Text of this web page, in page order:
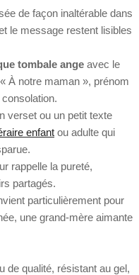
de façon inaltérable dans
le message restent lisibles
tombale ange avec le
À notre maman », prénom
verset ou un petit texte
enfant ou adulte qui
rappelle la pureté,
partagés.
particulièrement pour
une grand-mère aimante
de qualité, résistant au gel,